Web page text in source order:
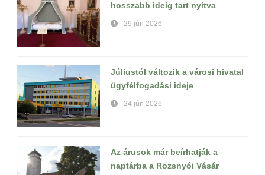
hosszabb ideig tart nyitva
29 jún 2026
Júliustól változik a városi hivatal
ügyfélfogadási ideje
24 jún 2026
Az árusok már beírhatják a
naptárba a Rozsnyói Vásár